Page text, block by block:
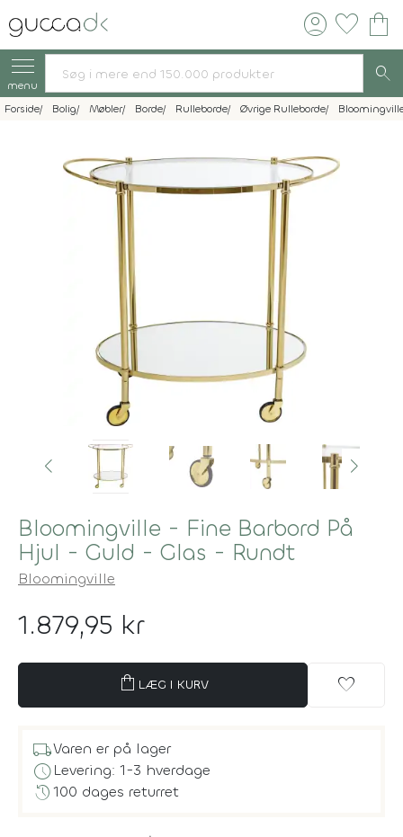
account_circle favorite shopping_bag
menu search
Forside Bolig Møbler Borde Rulleborde Øvrige Rulleborde
Bloomingville - Fine Barbord På
Hjul - Guld - Glas - Rundt
Bloomingville
1.879,95 kr
shopping_bag LÆG I KURV favorite
local_shippingVaren er på lager
scheduleLevering: 1-3 hverdage
history100 dages returret